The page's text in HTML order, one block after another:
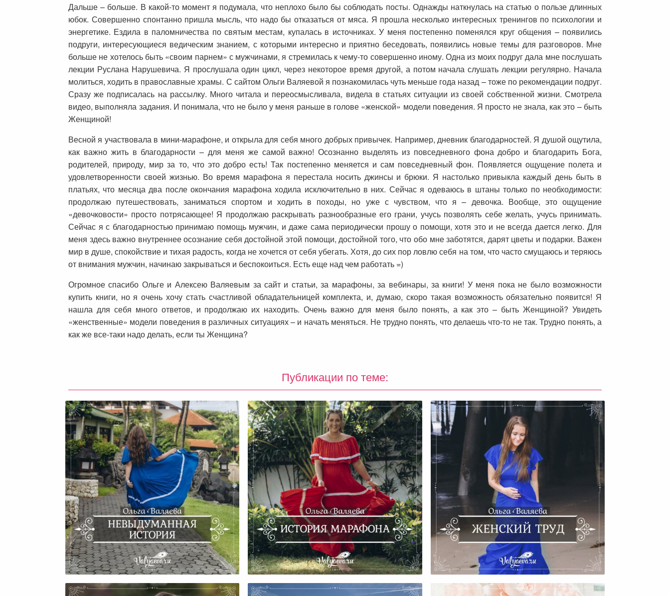
Дальше – больше. В какой-то момент я подумала, что неплохо было бы соблюдать посты. Однажды наткнулась на статью о пользе длинных
юбок. Совершенно спонтанно пришла мысль, что надо бы отказаться от мяса. Я прошла несколько интересных тренингов по психологии и
энергетике. Ездила в паломничества по святым местам, купалась в источниках. У меня постепенно поменялся круг общения – появились
подруги, интересующиеся ведическим знанием, с которыми интересно и приятно беседовать, появились новые темы для разговоров. Мне
больше не хотелось быть «своим парнем» с мужчинами, я стремилась к чему-то совершенно иному. Одна из моих подруг дала мне послушать
лекции Руслана Нарушевича. Я прослушала один цикл, через некоторое время другой, а потом начала слушать лекции регулярно. Начала
молиться, ходить в православные храмы. С сайтом Ольги Валяевой я познакомилась чуть меньше года назад – тоже по рекомендации подруг.
Сразу же подписалась на рассылку. Много читала и переосмысливала, видела в статьях ситуации из своей собственной жизни. Смотрела
видео, выполняла задания. И понимала, что не было у меня раньше в голове «женской» модели поведения. Я просто не знала, как это – быть
Женщиной!
Весной я участвовала в мини-марафоне, и открыла для себя много добрых привычек. Например, дневник благодарностей. Я душой ощутила,
как важно жить в благодарности – для меня же самой важно! Осознанно выделять из повседневного фона добро и благодарить Бога,
родителей, природу, мир за то, что это добро есть! Так постепенно меняется и сам повседневный фон. Появляется ощущение полета и
удовлетворенности своей жизнью. Во время марафона я перестала носить джинсы и брюки. Я настолько привыкла каждый день быть в
платьях, что месяца два после окончания марафона ходила исключительно в них. Сейчас я одеваюсь в штаны только по необходимости:
продолжаю путешествовать, заниматься спортом и ходить в походы, но уже с чувством, что я – девочка. Вообще, это ощущение
«девочковости» просто потрясающее! Я продолжаю раскрывать разнообразные его грани, учусь позволять себе желать, учусь принимать.
Сейчас я с благодарностью принимаю помощь мужчин, и даже сама периодически прошу о помощи, хотя это и не всегда дается легко. Для
меня здесь важно внутреннее осознание себя достойной этой помощи, достойной того, что обо мне заботятся, дарят цветы и подарки. Важен
мир в душе, спокойствие и тихая радость, когда не хочется от себя убегать. Хотя, до сих пор ловлю себя на том, что часто смущаюсь и теряюсь
от внимания мужчин, начинаю закрываться и беспокоиться. Есть еще над чем работать =)
Огромное спасибо Ольге и Алексею Валяевым за сайт и статьи, за марафоны, за вебинары, за книги! У меня пока не было возможности
купить книги, но я очень хочу стать счастливой обладательницей комплекта, и, думаю, скоро такая возможность обязательно появится! Я
нашла для себя много ответов, и продолжаю их находить. Очень важно для меня было понять, а как это – быть Женщиной? Увидеть
«женственные» модели поведения в различных ситуациях – и начать меняться. Не трудно понять, что делаешь что-то не так. Трудно понять, а
как же все-таки надо делать, если ты Женщина?
Публикации по теме:
Невыдуманная История История Марафона Женский Труд